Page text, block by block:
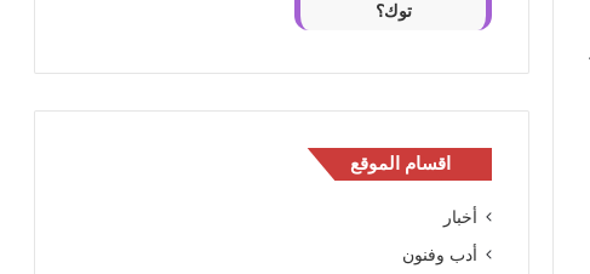
توك؟
اقسام الموقع
أخبار
أدب وفنون